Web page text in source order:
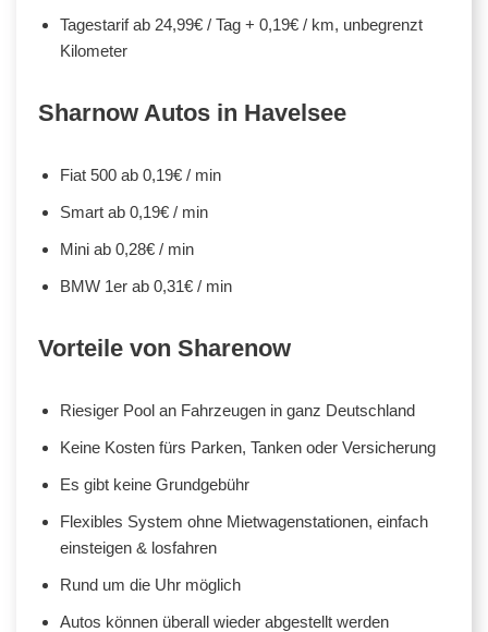
Tagestarif ab 24,99€ / Tag + 0,19€ / km, unbegrenzt
Kilometer
Sharnow Autos in Havelsee
Fiat 500 ab 0,19€ / min
Smart ab 0,19€ / min
Mini ab 0,28€ / min
BMW 1er ab 0,31€ / min
Vorteile von Sharenow
Riesiger Pool an Fahrzeugen in ganz Deutschland
Keine Kosten fürs Parken, Tanken oder Versicherung
Es gibt keine Grundgebühr
Flexibles System ohne Mietwagenstationen, einfach
einsteigen & losfahren
Rund um die Uhr möglich
Autos können überall wieder abgestellt werden